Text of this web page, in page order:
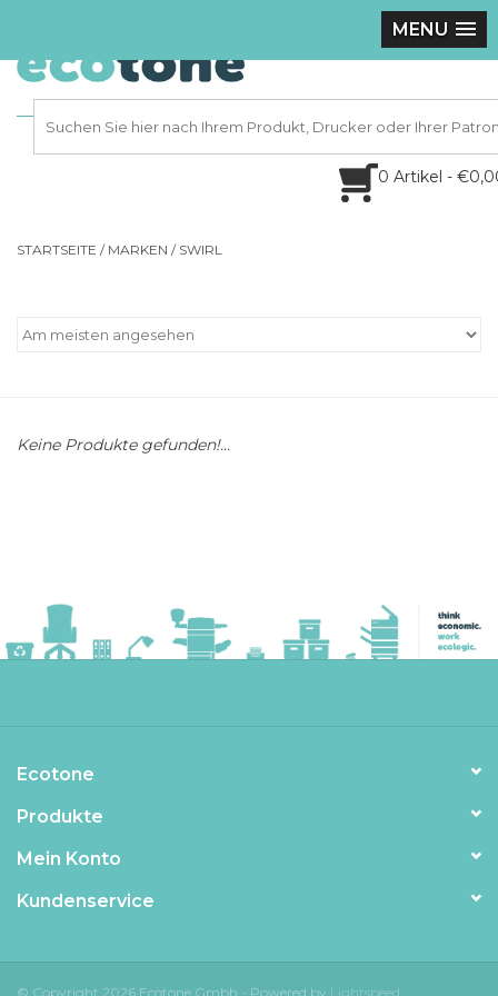
MENU
0 Artikel -
STARTSEITE / MARKEN / SWIRL
Keine Produkte gefunden!...
Ecotone
Produkte
Mein Konto
Kundenservice
© Copyright 2026 Ecotone Gmbh - Powered by Lightspeed